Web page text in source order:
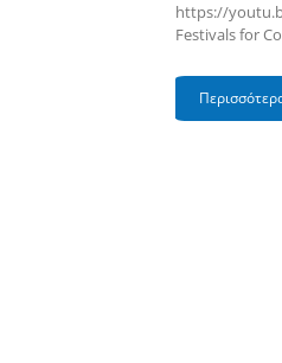
https://
Festivals for